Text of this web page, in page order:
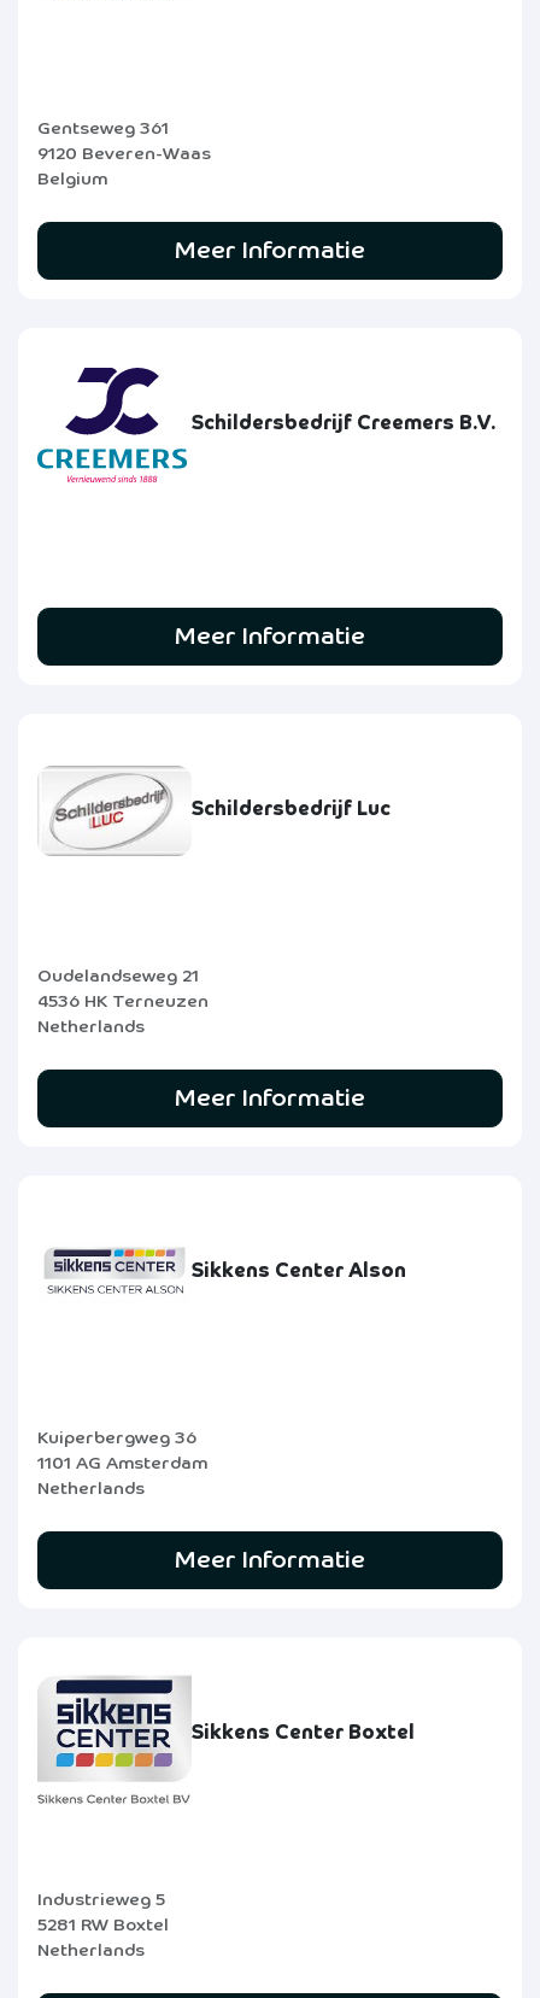
Gentseweg 361
9120 Beveren-Waas
Belgium
Meer Informatie
Schildersbedrijf Creemers B.V.
Meer Informatie
Schildersbedrijf Luc
Oudelandseweg 21
4536 HK Terneuzen
Netherlands
Meer Informatie
Sikkens Center Alson
Kuiperbergweg 36
1101 AG Amsterdam
Netherlands
Meer Informatie
Sikkens Center Boxtel
Industrieweg 5
5281 RW Boxtel
Netherlands